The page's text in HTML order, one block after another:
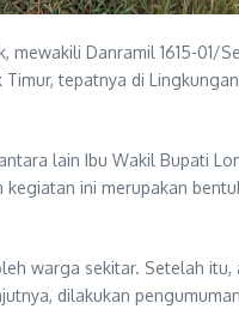
mewakili Danramil 1615-
tepatnya di
lain Ibu Wakil Bupati
ini merupakan
warga sekitar. Setelah
dilakukan